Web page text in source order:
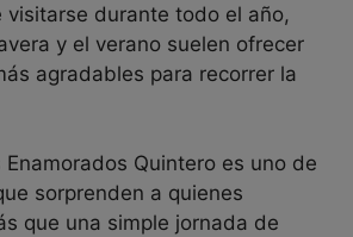
visitarse durante todo el año,
y el verano suelen ofrecer
agradables para recorrer la
Enamorados Quintero es uno de
sorprenden a quienes
que una simple jornada de